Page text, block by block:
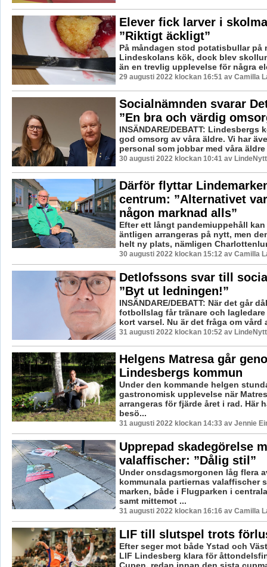
Elever fick larver i
”Riktigt äckligt”
På måndagen stod potatisbullar på
Lindeskolans kök, dock blev
än en trevlig upplevelse för några
29 augusti 2022 klockan 16:51 av Camilla
Socialnämnden svarar
”En bra och värdig
INSÄNDARE/DEBATT: Lindesbergs
god omsorg av våra äldre. Vi har
personal som jobbar med våra
30 augusti 2022 klockan 10:41 av
Därför flyttar
centrum: ”Alternativet
någon marknad alls”
Efter ett långt pandemiuppehåll
äntligen arrangeras på nytt, men
helt ny plats, nämligen
30 augusti 2022 klockan 15:12 av Camilla
Detlofssons svar till
”Byt ut ledningen!”
INSÄNDARE/DEBATT: När det går
fotbollslag får tränare och
kort varsel. Nu är det fråga om vård
31 augusti 2022 klockan 10:52 av
Helgens Matresa går
Lindesbergs kommun
Under den kommande helgen
gastronomisk upplevelse när
arrangeras för fjärde året i rad. Här
besö...
31 augusti 2022 klockan 14:33 av Jennie
Upprepad skadegörelse
valaffischer: ”Dålig stil”
Under onsdagsmorgonen låg flera
kommunala partiernas valaffischer
marken, både i Flugparken i
samt mittemot ...
31 augusti 2022 klockan 16:16 av Camilla
LIF till slutspel trots
Efter seger mot både Ystad och
LIF Lindesberg klara för